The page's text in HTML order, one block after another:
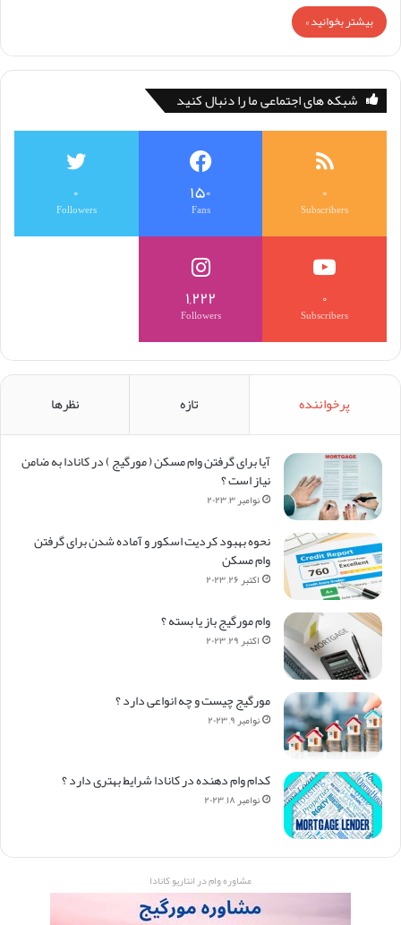
بیشتر بخوانید »
شبکه های اجتماعی ما را دنبال کنید
۰
Subscribers
۱۵۰
Fans
۰
Followers
۰
Subscribers
۱,۲۲۲
Followers
پرخواننده تازه نظرها
آیا برای گرفتن وام مسکن (‌ مورگیج ) در کانادا به ضامن
نیاز است ؟
نوامبر ۳, ۲۰۲۳
نحوه بهبود کردیت اسکور و آماده شدن برای گرفتن
وام مسکن
اکتبر ۲۶, ۲۰۲۳
وام مورگیج باز یا بسته ؟
اکتبر ۲۹, ۲۰۲۳
مورگیج چیست و چه انواعی دارد ؟
نوامبر ۹, ۲۰۲۳
کدام وام دهنده در کانادا شرایط بهتری دارد ؟
نوامبر ۱۸, ۲۰۲۳
مشاوره وام در انتاریو کانادا